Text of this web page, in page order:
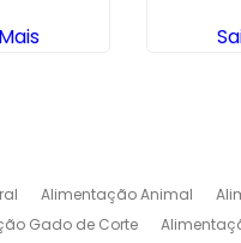
Alimentação Animal
Gado de Corte